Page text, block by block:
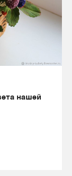
нашей